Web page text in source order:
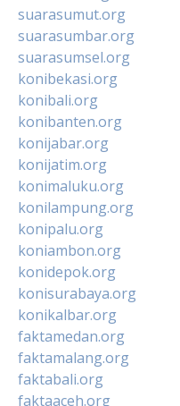
suarasumut.org
suarasumbar.org
suarasumsel.org
konibekasi.org
konibali.org
konibanten.org
konijabar.org
konijatim.org
konimaluku.org
konilampung.org
konipalu.org
koniambon.org
konidepok.org
konisurabaya.org
konikalbar.org
faktamedan.org
faktamalang.org
faktabali.org
faktaaceh.org